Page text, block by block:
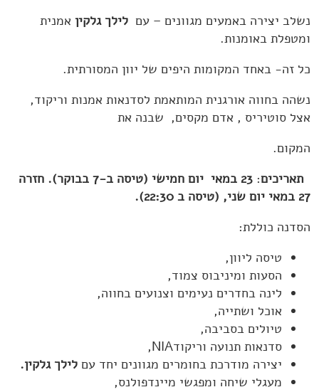
נשלב יצירה באמעים מגוונים – עם לילך גלקין אמנית
ומטפלת באומנות.
כל זה- באחד המקומות היפים של יוון המסורתית.
נשהה בחווה אורגנית המותאמת לסדנאות אמנות וריקוד,
אצל סוטיריס , אדם מקסים, שבנה את
המקום.
תאריכים:
23 במאי יום חמישי (טיסה ב-7 בבוקר). חזרה
27 במאי יום שני, (טיסה ב 22:30).
הסדנה כוללת:
טיסה ליוון,
הסעות ומיניבוס צמוד,
לינה בחדרים נעימים וצנועים בחווה,
אוכל ושתייה,
טיולים בסביבה,
סדנאות תנועה וריקודNIA,
יצירה מודרכת בחומרים מגוונים יחד עם לילך גלקין.
מעגלי שיחה ומפגשי מיינדפולנס,